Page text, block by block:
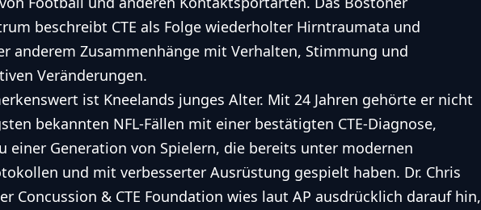
beschreibt CTE als Folge wiederholter Hirntraumata und
anderem Zusammenhänge mit Verhalten, Stimmung und
Veränderungen.
ist Kneelands junges Alter. Mit 24 Jahren gehörte er nicht
bekannten NFL-Fällen mit einer bestätigten CTE-Diagnose,
einer Generation von Spielern, die bereits unter modernen
und mit verbesserter Ausrüstung gespielt haben. Dr. Chris
Concussion & CTE Foundation wies laut AP ausdrücklich darauf hin,